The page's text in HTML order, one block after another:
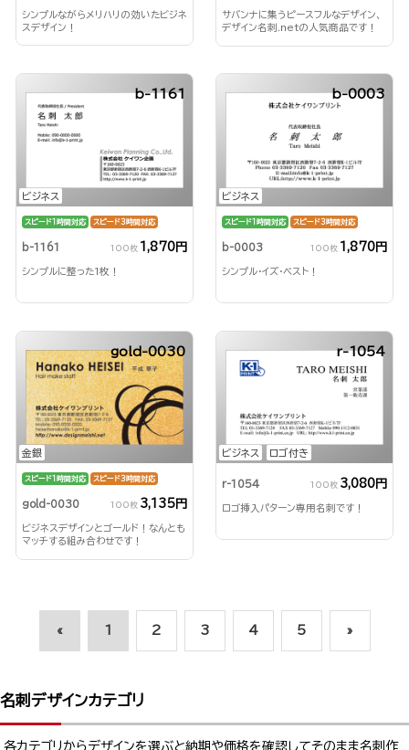
シンプルながらメリハリの効いたビジネ
スデザイン！
サバンナに集うピースフルなデザイン、
デザイン名刺.netの人気商品です！
ビジネス
b-1161
スピード1時間対応 スピード3時間対応
b-1161 100枚 1,870円
シンプルに整った1枚！
ビジネス
b-0003
スピード1時間対応 スピード3時間対応
b-0003 100枚 1,870円
シンプル・イズ・ベスト！
金銀
gold-0030
スピード1時間対応 スピード3時間対応
gold-0030 100枚 3,135円
ビジネスデザインとゴールド！なんとも
マッチする組み合わせです！
ビジネス ロゴ付き
r-1054
r-1054 100枚 3,080円
ロゴ挿入パターン専用名刺です！
« 1 2 3 4 5 »
名刺デザインカテゴリ
各カテゴリからデザインを選ぶと納期や価格を確認してそのまま名刺作